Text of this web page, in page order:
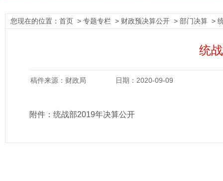
您现在的位置： 首页 > 专题专栏 > 财政预决算公开 > 部门决算 >
统
稿件来源：财政局 日期：2020-09-09
附件： 统战部2019年决算公开